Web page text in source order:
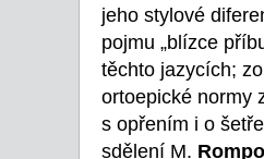
jeho stylové
pojmu „blízce
těchto jazycích;
ortoepické normy
s opřením i o
sdělení M.